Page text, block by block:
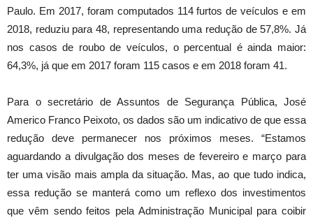
Paulo. Em 2017, foram computados 114 furtos de veículos e em
2018, reduziu para 48, representando uma redução de 57,8%. Já
nos casos de roubo de veículos, o percentual é ainda maior:
64,3%, já que em 2017 foram 115 casos e em 2018 foram 41.
Para o secretário de Assuntos de Segurança Pública, José
Americo Franco Peixoto, os dados são um indicativo de que essa
redução deve permanecer nos próximos meses. “Estamos
aguardando a divulgação dos meses de fevereiro e março para
ter uma visão mais ampla da situação. Mas, ao que tudo indica,
essa redução se manterá como um reflexo dos investimentos
que vêm sendo feitos pela Administração Municipal para coibir